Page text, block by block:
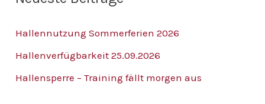
e
a
c
Hallennutzung Sommerferien 2026
Hallenverfügbarkeit 25.09.2026
Hallensperre – Training fällt morgen aus